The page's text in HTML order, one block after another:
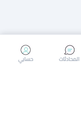
إجراء مكالمة
حسابي المحادثات